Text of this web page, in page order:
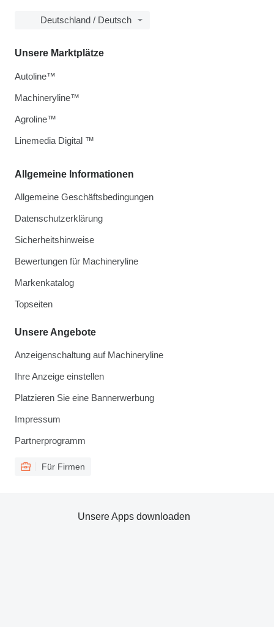
Deutschland / Deutsch
Allgemeine Informationen
Allgemeine Geschäftsbedingungen
Datenschutzerklärung
Sicherheitshinweise
Bewertungen für Machineryline
Markenkatalog
Topseiten
Unsere Angebote
Anzeigenschaltung auf Machineryline
Ihre Anzeige einstellen
Platzieren Sie eine Bannerwerbung
Impressum
Partnerprogramm
Für Firmen
Unsere Marktplätze
Autoline™
Machineryline™
Agroline™
Linemedia Digital ™
Unsere Apps downloaden